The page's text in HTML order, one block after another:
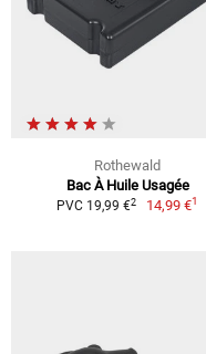
Rothewald
Bac À Huile Usagée
PVC 19,99 €2 14,99 €1